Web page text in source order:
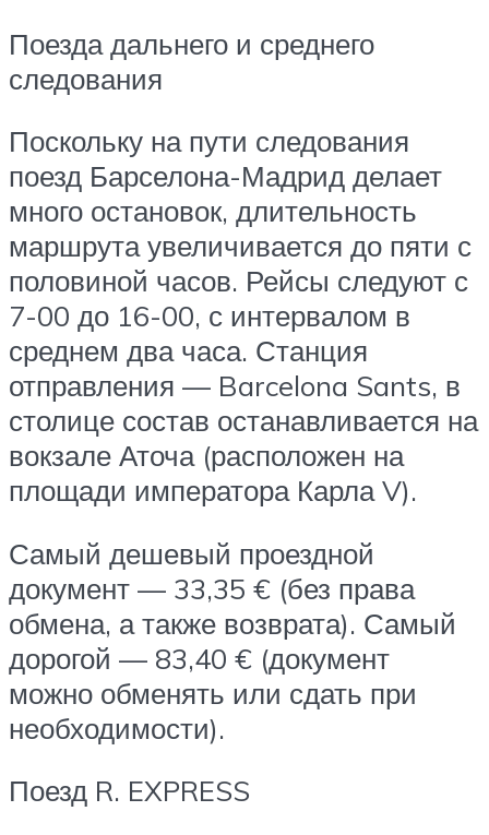
Поезда дальнего и среднего
следования
Поскольку на пути следования
поезд Барселона-Мадрид делает
много остановок, длительность
маршрута увеличивается до пяти с
половиной часов. Рейсы следуют с
7-00 до 16-00, с интервалом в
среднем два часа. Станция
отправления — Barcelona Sants, в
столице состав останавливается на
вокзале Аточа (расположен на
площади императора Карла V).
Самый дешевый проездной
документ — 33,35 € (без права
обмена, а также возврата). Самый
дорогой — 83,40 € (документ
можно обменять или сдать при
необходимости).
Поезд R. EXPRESS